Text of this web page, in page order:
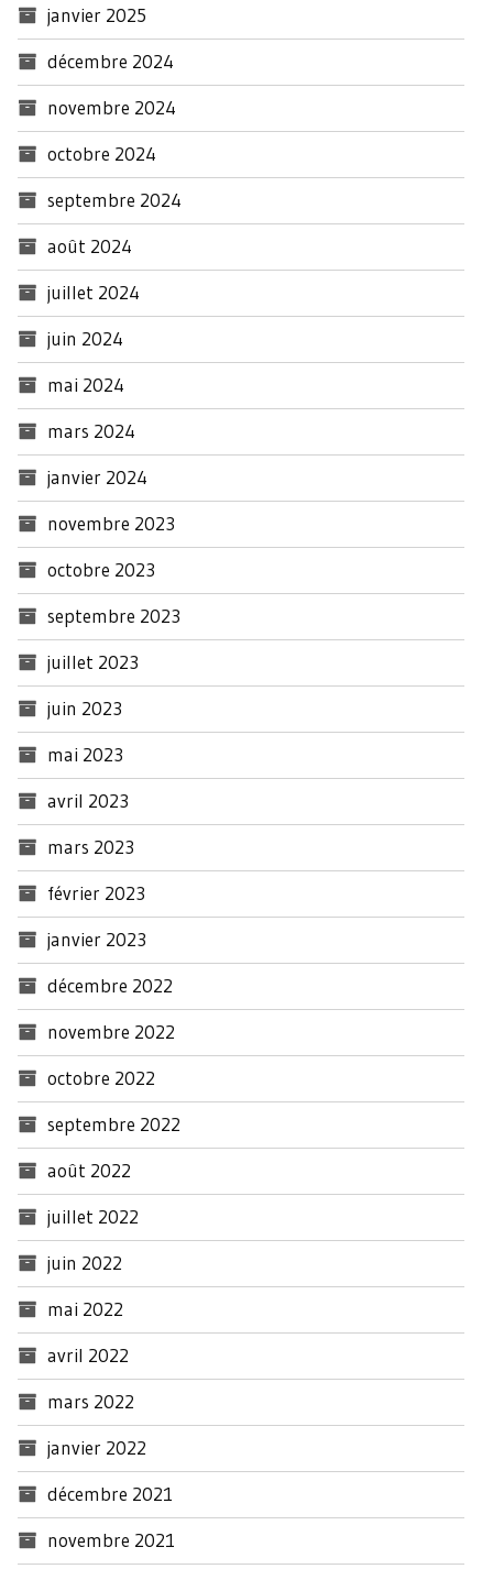
janvier 2025
décembre 2024
novembre 2024
octobre 2024
septembre 2024
août 2024
juillet 2024
juin 2024
mai 2024
mars 2024
janvier 2024
novembre 2023
octobre 2023
septembre 2023
juillet 2023
juin 2023
mai 2023
avril 2023
mars 2023
février 2023
janvier 2023
décembre 2022
novembre 2022
octobre 2022
septembre 2022
août 2022
juillet 2022
juin 2022
mai 2022
avril 2022
mars 2022
janvier 2022
décembre 2021
novembre 2021